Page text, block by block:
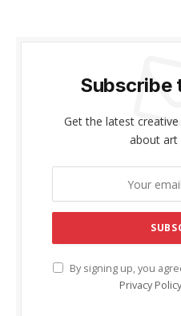
Subscribe
Get the latest
about art
By signing up, you
Privacy Policy